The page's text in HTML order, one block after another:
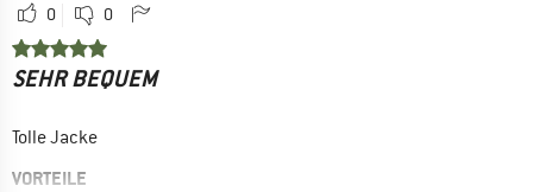
0 0
SEHR BEQUEM
Tolle Jacke
VORTEILE